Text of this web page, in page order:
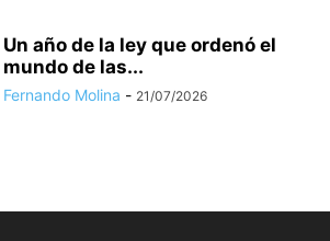
Un año de la ley que ordenó el
mundo de las...
Fernando Molina - 21/07/2026